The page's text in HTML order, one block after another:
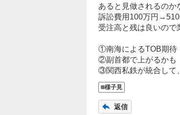
あると見做されるのか
訴訟費用100万円
受注高と残は良いので
①南海によるTOB期待
②副首都で上がるかも
③関西私鉄が統合して
様子見
返信